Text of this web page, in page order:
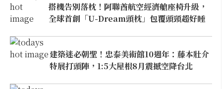
搭機告別落枕！阿聯酋航空經濟艙座椅升級，
全球首創「U-Dream頭枕」包覆頭頸超好睡
建築迷必朝聖！忠泰美術館10週年：藤本壯介
特展打頭陣，1:5大屋根8月震撼空降台北